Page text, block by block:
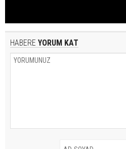
HABERE YORUM KAT